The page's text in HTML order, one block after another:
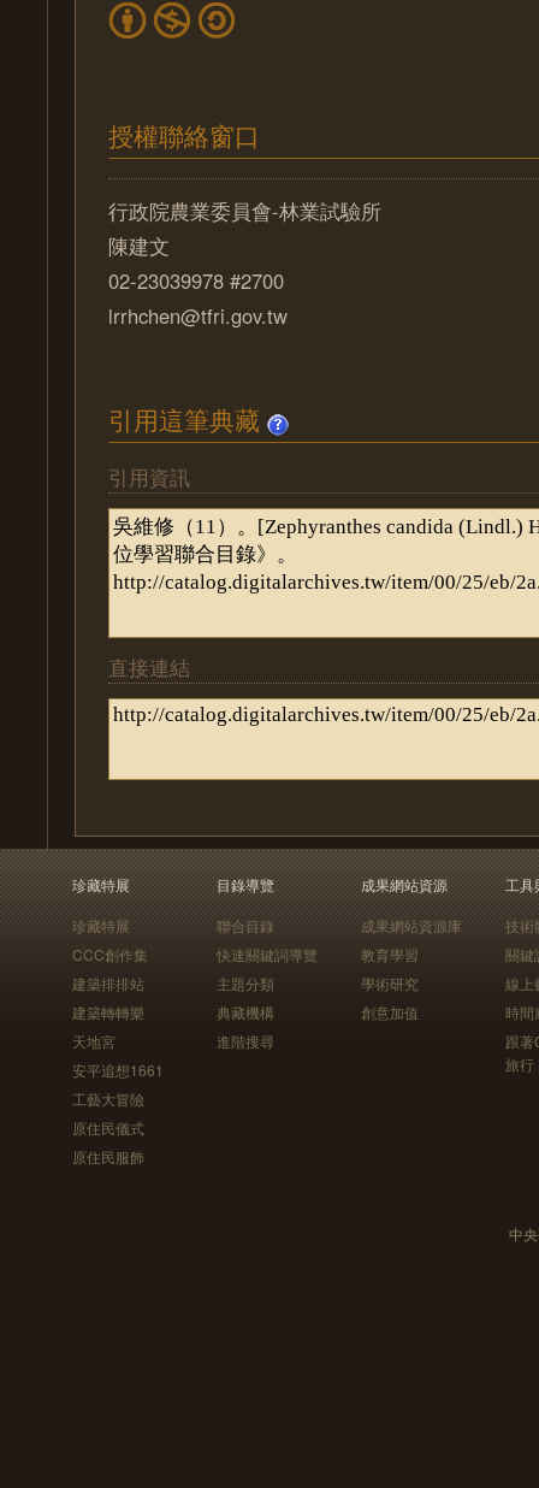
授權聯絡窗口
行政院農業委員會-林業試驗所
陳建文
02-23039978 #2700
lrrhchen@tfri.gov.tw
引用這筆典藏
引用資訊
直接連結
珍藏特展
珍藏特展
CCC創作集
建築排排站
建築轉轉樂
天地宮
安平追想1661
工藝大冒險
原住民儀式
原住民服飾
目錄導覽
聯合目錄
快速關鍵詞導覽
主題分類
典藏機構
進階搜尋
成果網站資源
成果網站資源庫
教育學習
學術研究
創意加值
工具
技術
關鍵
線上
時間
跟
旅行
中